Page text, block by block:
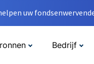
uw
Bedrijf